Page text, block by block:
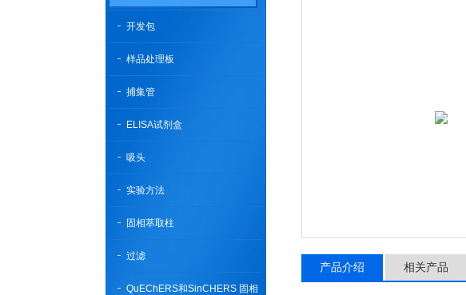
开发包
样品处理板
捕集管
ELISA试剂盒
吸头
实验方法
固相萃取柱
过滤
QuEChERS和SinCHERS 固相
产品介绍 相关产品